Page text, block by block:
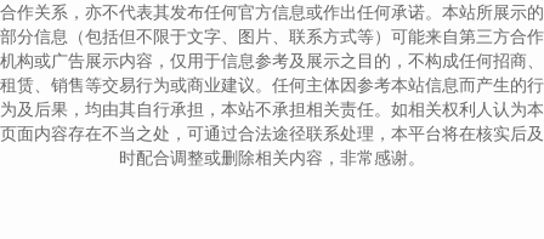
合作关系，亦不代表其发布任何官方信息或作出任何承诺。本站所展示的
部分信息（包括但不限于文字、图片、联系方式等）可能来自第三方合作
机构或广告展示内容，仅用于信息参考及展示之目的，不构成任何招商、
租赁、销售等交易行为或商业建议。任何主体因参考本站信息而产生的行
为及后果，均由其自行承担，本站不承担相关责任。如相关权利人认为本
页面内容存在不当之处，可通过合法途径联系处理，本平台将在核实后及
时配合调整或删除相关内容，非常感谢。